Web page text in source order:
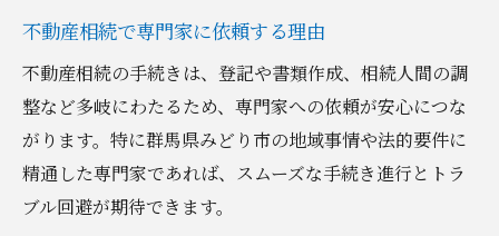
不動産相続で専門家に依頼する理由
不動産相続の手続きは、登記や書類作成、相続人間の調
整など多岐にわたるため、専門家への依頼が安心につな
がります。特に群馬県みどり市の地域事情や法的要件に
精通した専門家であれば、スムーズな手続き進行とトラ
ブル回避が期待できます。